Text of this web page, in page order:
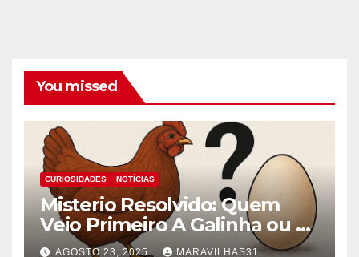
You missed
CURIOSIDADES NOTÍCIAS
Misterio Resolvido: Quem
Veio Primeiro A Galinha ou o
Ovo!
AGOSTO 23, 2025 MARAVILHAS31